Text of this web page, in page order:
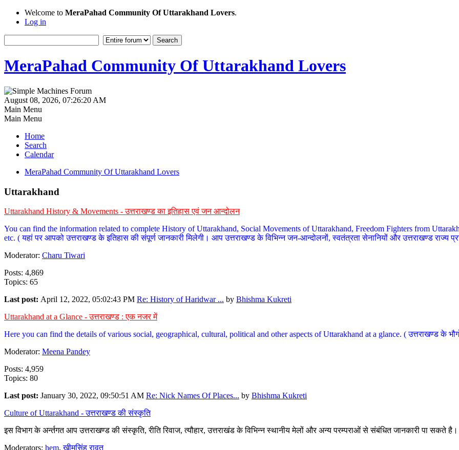
Welcome to MeraPahad Community Of Uttarakhand Lovers.
Log in
MeraPahad Community Of Uttarakhand Lovers
August 08, 2026, 07:26:20 AM
Main Menu
Main Menu
Home
Search
Calendar
MeraPahad Community Of Uttarakhand Lovers
Uttarakhand
Uttarakhand History & Movements - उत्तराखण्ड का इतिहास एवं जन आन्दोलन
You can find the information related to complete History of Uttarakhand, Social Movements of Uttarakhand, Freedom Fighters from
etc. ( यहां पर आपको उत्तराखण्ड के इतिहास की संपूर्ण जानकारी मिलेगी। आप उत्तराखण्ड के विभिन्न जन-आन्दोलनों, स्वतंत्रता सेनानियों और उत्तराखण्ड राज्य
Moderator: Charu Tiwari
Posts: 4,869
Topics: 65
Last post: April 12, 2022, 05:02:43 PM Re: History of Haridwar ... by Bhishma Kukreti
Uttarakhand at a Glance - उत्तराखण्ड : एक नजर में
Here you can find the details of various social, geographical, cultural, political and other aspects of Uttarakhand at a glance. ( उत्तराखण्ड
Moderator: Meena Pandey
Posts: 4,959
Topics: 80
Last post: January 30, 2022, 09:50:51 AM Re: Nick Names Of Places... by Bhishma Kukreti
Culture of Uttarakhand - उत्तराखण्ड की संस्कृति
इस विभाग के अर्न्तगत आप उत्तराखण्ड की संस्कृति, रीति रिवाज, त्यौहार, उत्तराखंड के विभिन्न स्थानीय मेलों और अन्य परम्पराओं से संबंधित जानकारी पा सकते है।
Moderators: hem,खीमसिंह रावत